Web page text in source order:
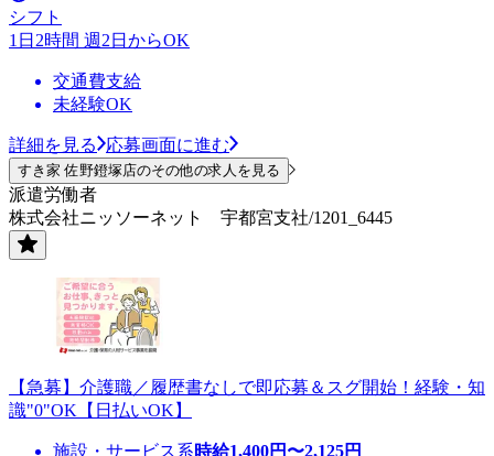
シフト
1日2時間 週2日からOK
交通費支給
未経験OK
詳細を見る 応募画面に進む
すき家 佐野鐙塚店のその他の求人を見る
派遣労働者
株式会社ニッソーネット 宇都宮支社/1201_6445
【急募】介護職／履歴書なしで即応募＆スグ開始！経験・知
識"0"OK【日払いOK】
施設・サービス系時給1,400円〜2,125円